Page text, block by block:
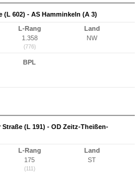
602) - AS Hamminkeln (A 3)
L-Rang
1.358
(776)
Land
NW
BPL
(L 191) - OD Zeitz-Theißen-
L-Rang
175
(111)
Land
ST